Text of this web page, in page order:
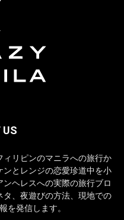
US
リピンのマニラへの旅行か
とレンジの恋愛珍道中を小
ヘレスへの実際の旅行ブロ
、夜遊びの方法、現地での
を発信します。